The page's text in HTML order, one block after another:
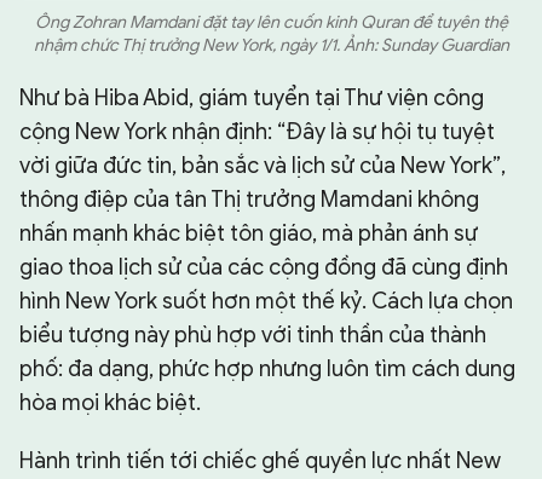
Ông Zohran Mamdani đặt tay lên cuốn kinh Quran để tuyên thệ
nhậm chức Thị trưởng New York, ngày 1/1. Ảnh: Sunday Guardian
Như bà Hiba Abid, giám tuyển tại Thư viện công
cộng New York nhận định: “Đây là sự hội tụ tuyệt
vời giữa đức tin, bản sắc và lịch sử của New York”,
thông điệp của tân Thị trưởng Mamdani không
nhấn mạnh khác biệt tôn giáo, mà phản ánh sự
giao thoa lịch sử của các cộng đồng đã cùng định
hình New York suốt hơn một thế kỷ. Cách lựa chọn
biểu tượng này phù hợp với tinh thần của thành
phố: đa dạng, phức hợp nhưng luôn tìm cách dung
hòa mọi khác biệt.
Hành trình tiến tới chiếc ghế quyền lực nhất New